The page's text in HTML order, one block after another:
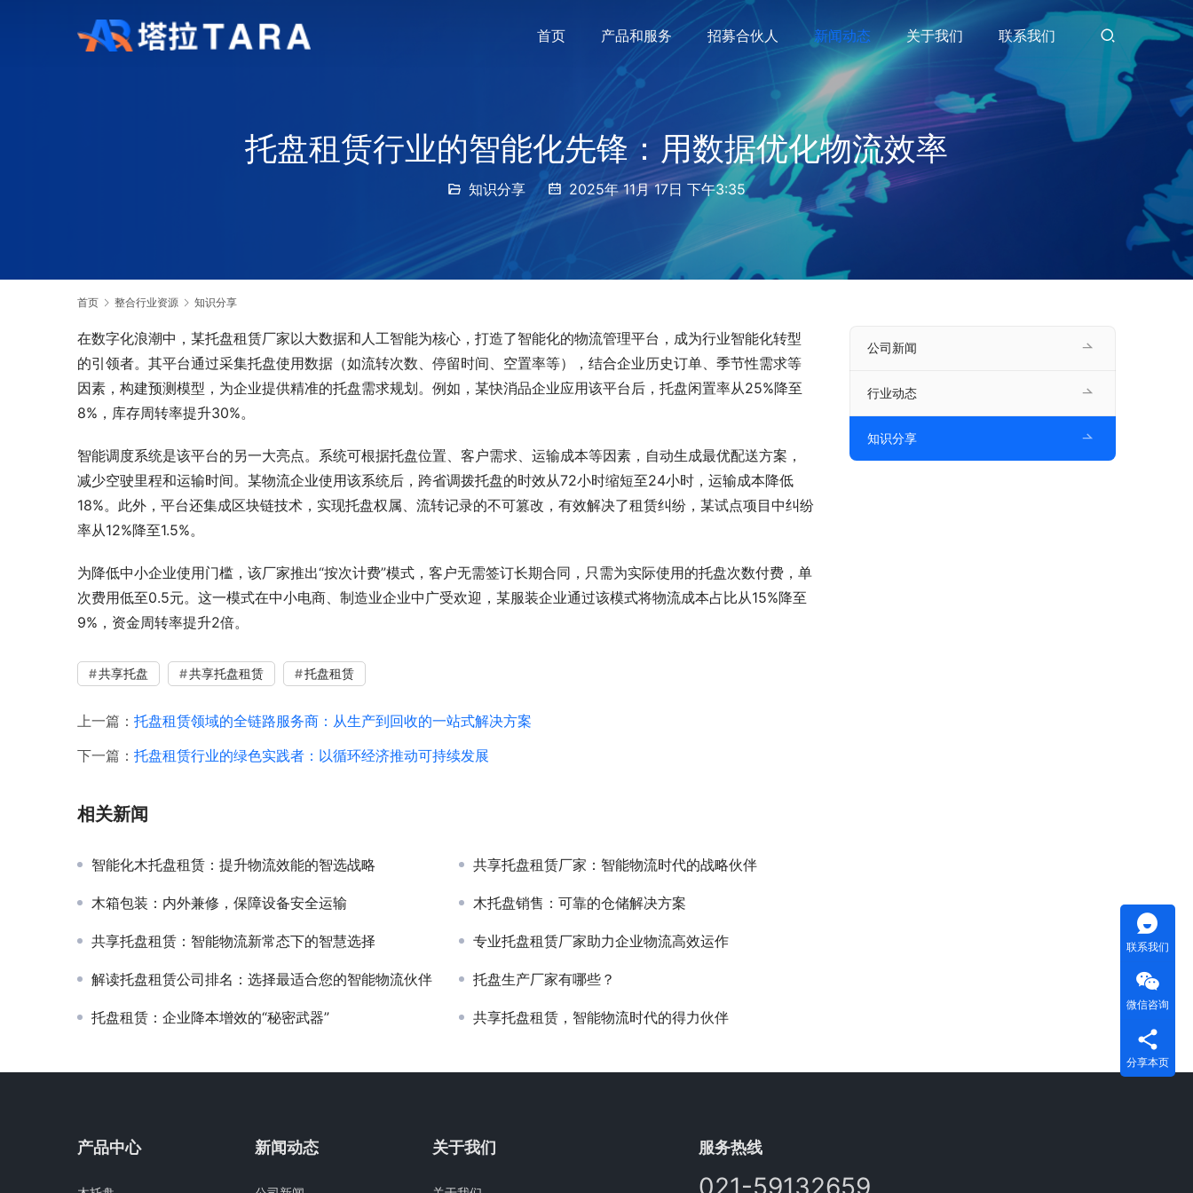
首页 产品和服务 招募合伙人 新闻动态 关于我们 联系我们
托盘租赁行业的智能化先锋：用数据优化物流效率
知识分享 2025年 11月 17日 下午3:35
首页 整合行业资源 知识分享
在数字化浪潮中，某托盘租赁厂家以大数据和人工智能为核心，打造了智能化的物流管理平台，成为行业智能化转型
的引领者。其平台通过采集托盘使用数据（如流转次数、停留时间、空置率等），结合企业历史订单、季节性需求等
因素，构建预测模型，为企业提供精准的托盘需求规划。例如，某快消品企业应用该平台后，托盘闲置率从25%降至
8%，库存周转率提升30%。
智能调度系统是该平台的另一大亮点。系统可根据托盘位置、客户需求、运输成本等因素，自动生成最优配送方案，
减少空驶里程和运输时间。某物流企业使用该系统后，跨省调拨托盘的时效从72小时缩短至24小时，运输成本降低
18%。此外，平台还集成区块链技术，实现托盘权属、流转记录的不可篡改，有效解决了租赁纠纷，某试点项目中纠纷
率从12%降至1.5%。
为降低中小企业使用门槛，该厂家推出“按次计费”模式，客户无需签订长期合同，只需为实际使用的托盘次数付费，单
次费用低至0.5元。这一模式在中小电商、制造业企业中广受欢迎，某服装企业通过该模式将物流成本占比从15%降至
9%，资金周转率提升2倍。
共享托盘 共享托盘租赁 托盘租赁
上一篇： 托盘租赁领域的全链路服务商：从生产到回收的一站式解决方案
下一篇： 托盘租赁行业的绿色实践者：以循环经济推动可持续发展
相关新闻
智能化木托盘租赁：提升物流效能的智选战略 共享托盘租赁厂家：智能物流时代的战略伙伴
木箱包装：内外兼修，保障设备安全运输 木托盘销售：可靠的仓储解决方案
共享托盘租赁：智能物流新常态下的智慧选择 专业托盘租赁厂家助力企业物流高效运作
解读托盘租赁公司排名：选择最适合您的智能物流伙伴 托盘生产厂家有哪些？
托盘租赁：企业降本增效的“秘密武器” 共享托盘租赁，智能物流时代的得力伙伴
公司新闻
行业动态
知识分享
产品中心 新闻动态 关于我们 服务热线
联系我们
微信咨询
分享本页